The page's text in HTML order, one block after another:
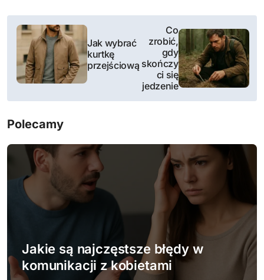
N
w
i
g
a
p
Jak wybrać
kurtkę
przejściową
Co
zrobić,
gdy
skończy
ci się
jedzenie
Polecamy
Jakie są najczęstsze błędy w
komunikacji z kobietami